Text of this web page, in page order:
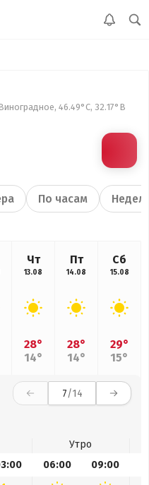
46.49°С, 32.17°В
По часам
Чт
13.08
28°
14°
Пт
14.08
28°
14°
Сб
15.08
29°
15°
7/14
Утро
06:00 09:00